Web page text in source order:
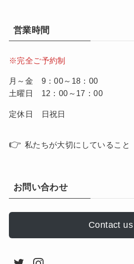
営業時間
※完全ご予約制
月～金 9：00～18：00
土曜日 12：00～17：00
定休日 日祝日
👉 私たちが大切にしていること
お問い合わせ
Contact us